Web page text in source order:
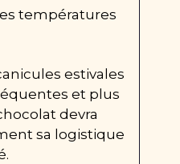
températures
estivales
et plus
devra
sa logistique